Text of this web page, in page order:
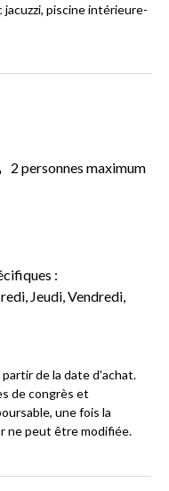
jacuzzi, piscine intérieure-
2 personnes maximum
:
Jeudi, Vendredi,
de la date d'achat.
de congrès et
une fois la
ne peut être modifiée.